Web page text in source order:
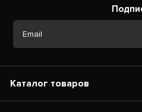
Каталог товаров